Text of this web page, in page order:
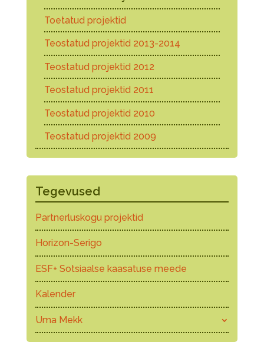
Toetatud projektid
Teostatud projektid 2013-2014
Teostatud projektid 2012
Teostatud projektid 2011
Teostatud projektid 2010
Teostatud projektid 2009
Tegevused
Partnerluskogu projektid
Horizon-Serigo
ESF+ Sotsiaalse kaasatuse meede
Kalender
Uma Mekk